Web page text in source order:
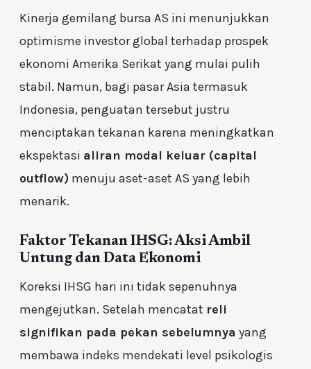
Kinerja gemilang bursa AS ini menunjukkan
optimisme investor global terhadap prospek
ekonomi Amerika Serikat yang mulai pulih
stabil. Namun, bagi pasar Asia termasuk
Indonesia, penguatan tersebut justru
menciptakan tekanan karena meningkatkan
ekspektasi aliran modal keluar (capital
outflow) menuju aset-aset AS yang lebih
menarik.
Faktor Tekanan IHSG: Aksi Ambil
Untung dan Data Ekonomi
Koreksi IHSG hari ini tidak sepenuhnya
mengejutkan. Setelah mencatat reli
signifikan pada pekan sebelumnya yang
membawa indeks mendekati level psikologis